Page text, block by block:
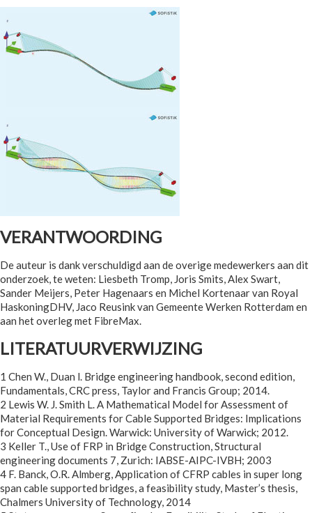
VERANTWOORDING
De auteur is dank verschuldigd aan de overige medewerkers aan dit
onderzoek, te weten: Liesbeth Tromp, Joris Smits, Alex Swart,
Sander Meijers, Peter Hagenaars en Michel Kortenaar van Royal
HaskoningDHV, Jaco Reusink van Gemeente Werken Rotterdam en
aan het overleg met FibreMax.
LITERATUURVERWIJZING
1 Chen W., Duan l. Bridge engineering handbook, second edition,
Fundamentals, CRC press, Taylor and Francis Group; 2014.
2 Lewis W. J. Smith L. A Mathematical Model for Assessment of
Material Requirements for Cable Supported Bridges: Implications
for Conceptual Design. Warwick: University of Warwick; 2012.
3 Keller T., Use of FRP in Bridge Construction, Structural
engineering documents 7, Zurich: IABSE-AIPC-IVBH; 2003
4 F. Banck, O.R. Almberg, Application of CFRP cables in super long
span cable supported bridges, a feasibility study, Master’s thesis,
Chalmers University of Technology, 2014